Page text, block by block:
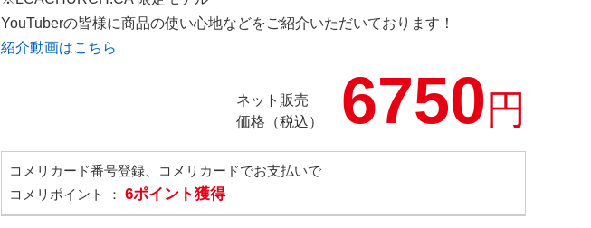
YouTuberの皆様に商品の使い心地などをご紹介いただいております！
紹介動画はこちら
ネット販売
価格（税込）
6750円
コメリカード番号登録、コメリカードでお支払いで
コメリポイント ： 6ポイント獲得